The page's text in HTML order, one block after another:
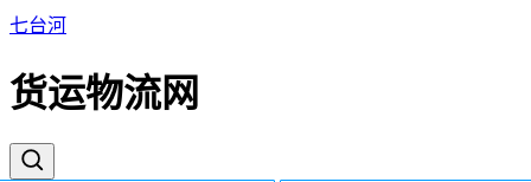
七台河
货运物流网